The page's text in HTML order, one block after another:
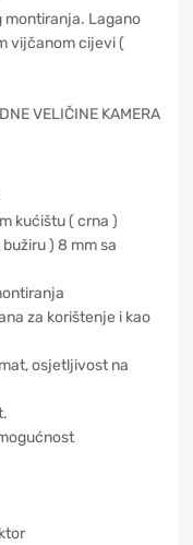
montiranja. Lagano
vijčanom cijevi (
VELIČINE KAMERA
kućištu ( crna )
) 8 mm sa
za korištenje i kao
osjetljivost na